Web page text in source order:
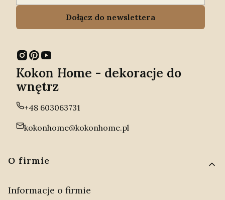
Dołącz do newslettera
Kokon Home - dekoracje do
wnętrz
+48 603063731
kokonhome@kokonhome.pl
Linki w stopce
O firmie
Informacje o firmie